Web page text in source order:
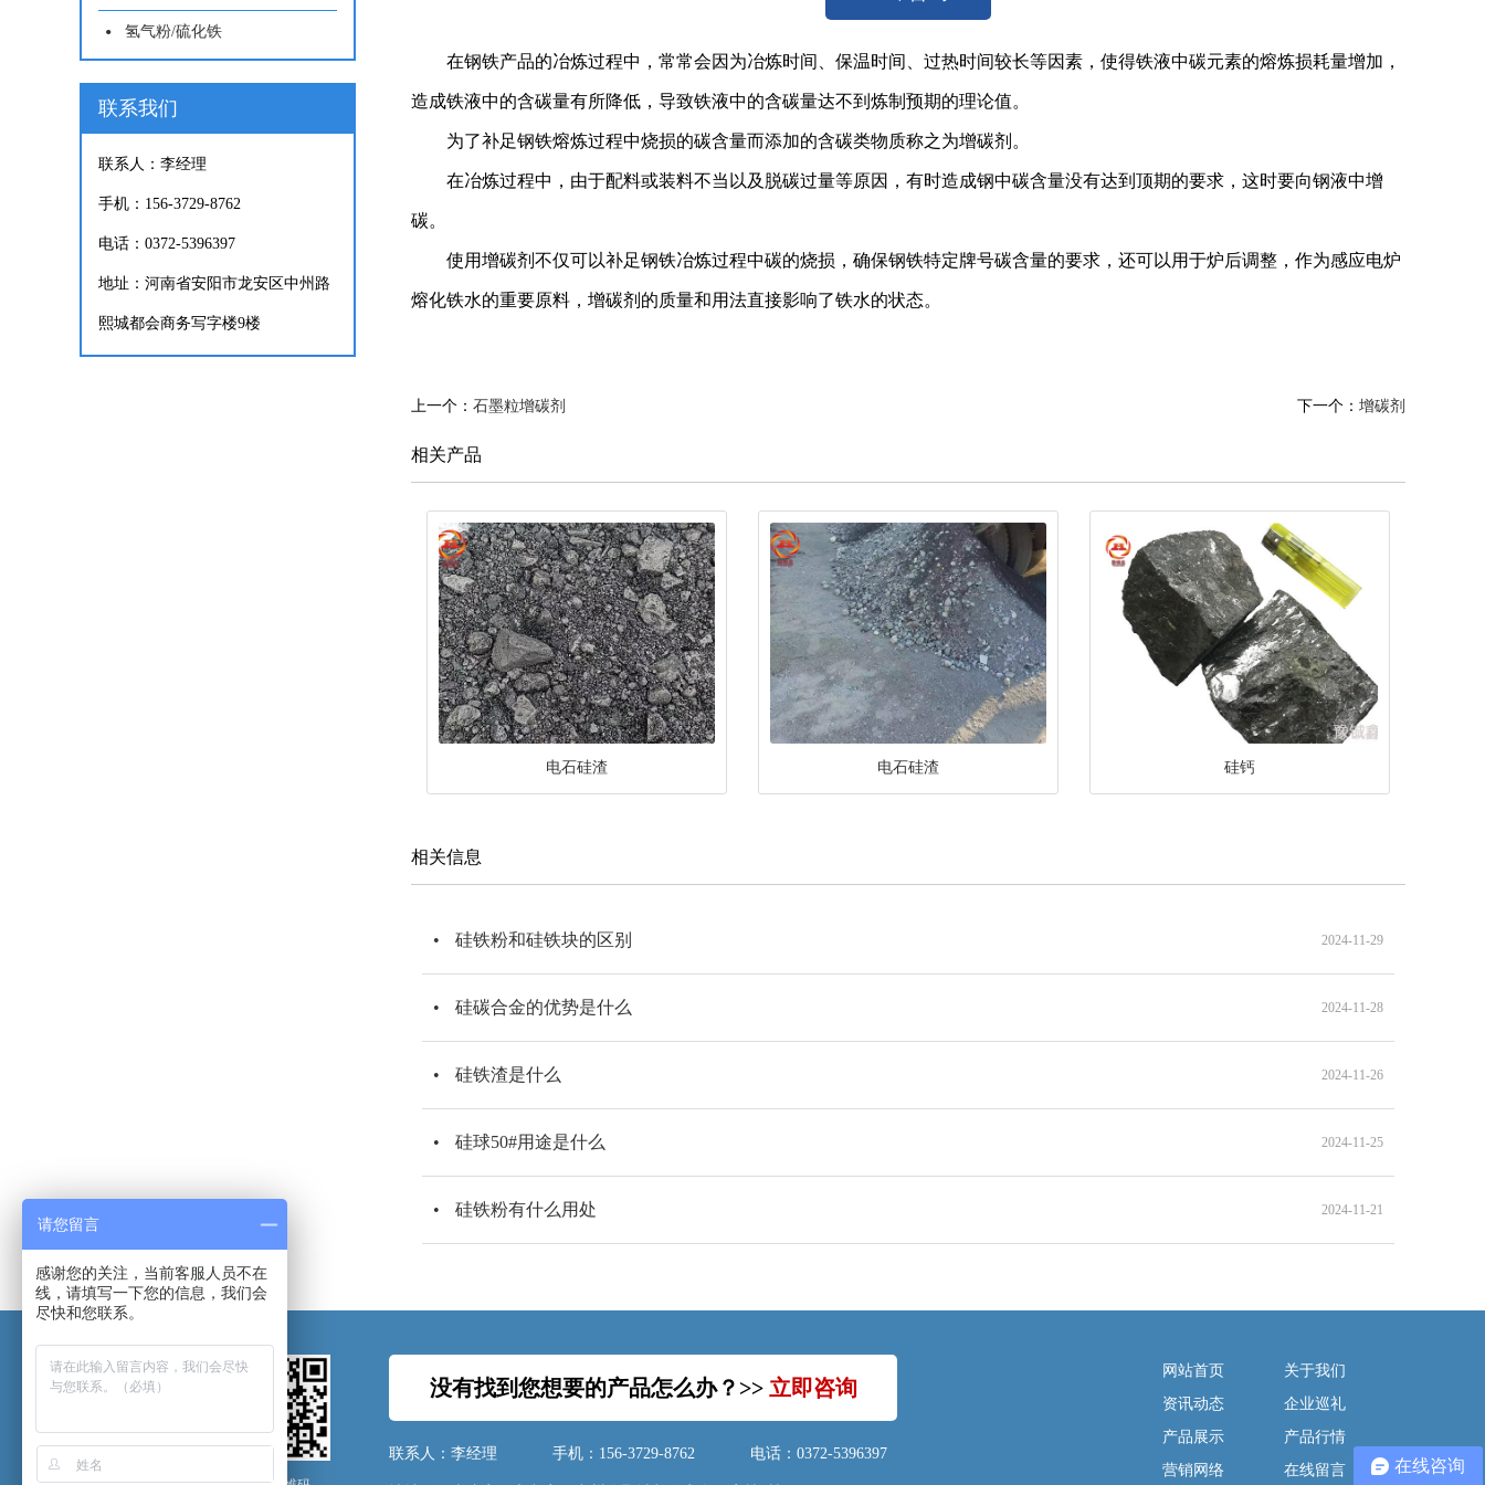
氢气粉/硫化铁
联系我们
联系人：李经理
手机：156-3729-8762
电话：0372-5396397
地址：河南省安阳市龙安区中州路
熙城都会商务写字楼9楼
在钢铁产品的冶炼过程中，常常会因为冶炼时间、保温时间、过热时间较长等因素，使得铁液中碳元素的熔炼损耗量增加，
造成铁液中的含碳量有所降低，导致铁液中的含碳量达不到炼制预期的理论值。
为了补足钢铁熔炼过程中烧损的碳含量而添加的含碳类物质称之为增碳剂。
在冶炼过程中，由于配料或装料不当以及脱碳过量等原因，有时造成钢中碳含量没有达到顶期的要求，这时要向钢液中增
碳。
使用增碳剂不仅可以补足钢铁冶炼过程中碳的烧损，确保钢铁特定牌号碳含量的要求，还可以用于炉后调整，作为感应电炉
熔化铁水的重要原料，增碳剂的质量和用法直接影响了铁水的状态。
上一个： 石墨粒增碳剂 下一个： 增碳剂
相关产品
电石硅渣 电石硅渣 硅钙
相关信息
硅铁粉和硅铁块的区别 2024-11-29
硅碳合金的优势是什么 2024-11-28
硅铁渣是什么 2024-11-26
硅球50#用途是什么 2024-11-25
硅铁粉有什么用处 2024-11-21
联系人：李经理 手机：156-3729-8762 电话：0372-5396397
没有找到您想要的产品怎么办？>> 立即咨询
网站首页
关于我们
资讯动态
企业巡礼
产品展示
产品行情
营销网络
在线留言 在线咨询
请您留言
感谢您的关注，当前客服人员不在
线，请填写一下您的信息，我们会
尽快和您联系。